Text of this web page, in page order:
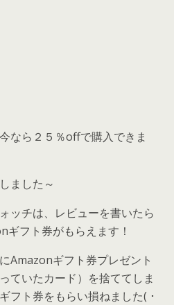
なら２５％offで購入できま
ました～
ッチは、レビューを書いたら
ギフト券がもらえます！
Amazonギフト券プレゼント
ていたカード）を捨ててしま
フト券をもらい損ねました( ･